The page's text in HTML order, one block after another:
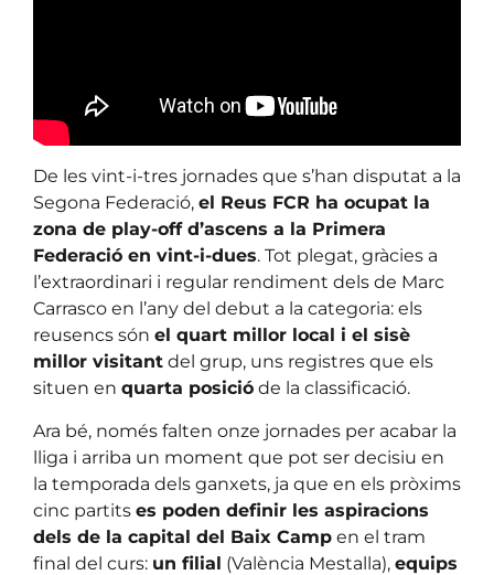
De les vint-i-tres jornades que s’han disputat a la
Segona Federació, el Reus FCR ha ocupat la
zona de play-off d’ascens a la Primera
Federació en vint-i-dues. Tot plegat, gràcies a
l’extraordinari i regular rendiment dels de Marc
Carrasco en l’any del debut a la categoria: els
reusencs són el quart millor local i el sisè
millor visitant del grup, uns registres que els
situen en quarta posició de la classificació.
Ara bé, només falten onze jornades per acabar la
lliga i arriba un moment que pot ser decisiu en
la temporada dels ganxets, ja que en els pròxims
cinc partits es poden definir les aspiracions
dels de la capital del Baix Camp en el tram
final del curs: un filial (València Mestalla), equips